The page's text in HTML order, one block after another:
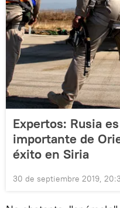
Expertos: Rusia
importante de
éxito en Siria
30 de septiembre 2019,